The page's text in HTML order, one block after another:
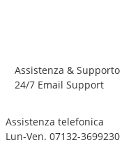
Assistenza & Supporto
24/7 Email Support
Assistenza telefonica
Lun-Ven. 07132-3699230